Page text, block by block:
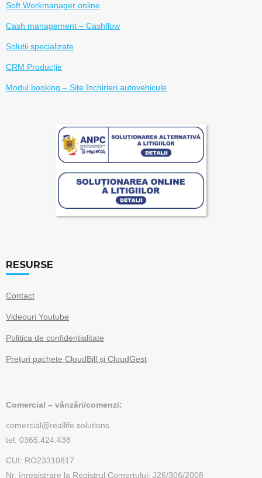
Soft Workmanager online
Cash management – Cashflow
Solutii specializate
CRM Producție
Modul booking – Site închirieri autovehicule
RESURSE
Contact
Videouri Youtube
Politica de confidentialitate
Prețuri pachete CloudBill și CloudGest
Comercial – vânzări/comenzi:
comercial@reallife.solutions
tel: 0365.424.438
CUI: RO23310817
Nr. înregistrare la Registrul Comerțului: J26/306/2008